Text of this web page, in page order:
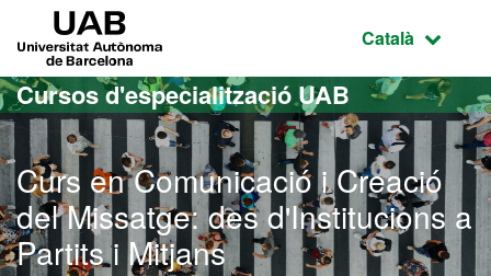
Ves al contingut principal
Ves a la navegació de la pàgina
Idioma
Català
Cursos d'especialització UAB
Curs en Comunicació i Creació
del Missatge: des d'Institucions a
Partits i Mitjans